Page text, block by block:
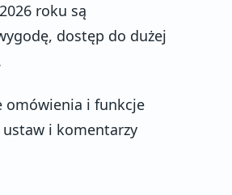
roku są
dostęp do dużej
omówienia i funkcje
ustaw i komentarzy